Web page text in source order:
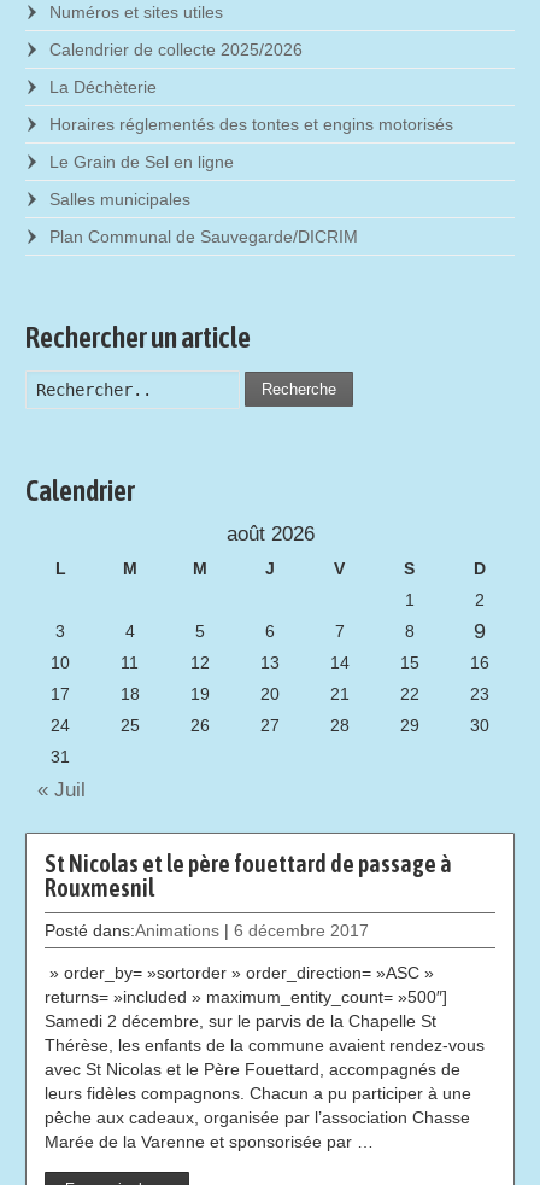
St Nicolas et le père fouettard de passage à
Rouxmesnil
Posté dans:Animations | 6 décembre 2017
» order_by= »sortorder » order_direction= »ASC »
returns= »included » maximum_entity_count= »500″]
Samedi 2 décembre, sur le parvis de la Chapelle St
Thérèse, les enfants de la commune avaient rendez-vous
avec St Nicolas et le Père Fouettard, accompagnés de
leurs fidèles compagnons. Chacun a pu participer à une
pêche aux cadeaux, organisée par l’association Chasse
Marée de la Varenne et sponsorisée par …
Numéros et sites utiles
Calendrier de collecte 2025/2026
La Déchèterie
Horaires réglementés des tontes et engins motorisés
Le Grain de Sel en ligne
Salles municipales
Plan Communal de Sauvegarde/DICRIM
Rechercher un article
Recherche
Calendrier
août 2026
L M M J V S
D
1
2
3
4 5 6 7 8 9
10 11 12 13 14 15
16
17
18 19 20 21 22
23
24
25 26 27 28 29
30
31
« Juil